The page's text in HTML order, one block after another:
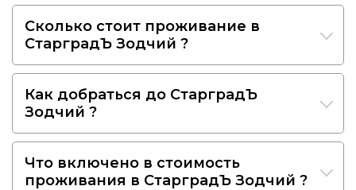
Сколько стоит проживание в
СтарградЪ Зодчий ?
Как добраться до СтарградЪ
Зодчий ?
Что включено в стоимость
проживания в СтарградЪ Зодчий ?